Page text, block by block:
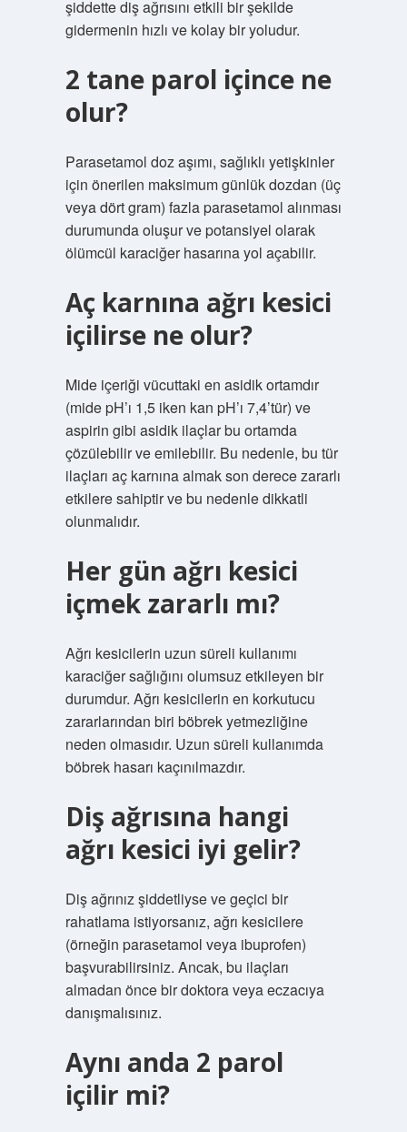
şiddette diş ağrısını etkili bir şekilde
gidermenin hızlı ve kolay bir yoludur.
2 tane parol içince ne
olur?
Parasetamol doz aşımı, sağlıklı yetişkinler
için önerilen maksimum günlük dozdan (üç
veya dört gram) fazla parasetamol alınması
durumunda oluşur ve potansiyel olarak
ölümcül karaciğer hasarına yol açabilir.
Aç karnına ağrı kesici
içilirse ne olur?
Mide içeriği vücuttaki en asidik ortamdır
(mide pH’ı 1,5 iken kan pH’ı 7,4’tür) ve
aspirin gibi asidik ilaçlar bu ortamda
çözülebilir ve emilebilir. Bu nedenle, bu tür
ilaçları aç karnına almak son derece zararlı
etkilere sahiptir ve bu nedenle dikkatli
olunmalıdır.
Her gün ağrı kesici
içmek zararlı mı?
Ağrı kesicilerin uzun süreli kullanımı
karaciğer sağlığını olumsuz etkileyen bir
durumdur. Ağrı kesicilerin en korkutucu
zararlarından biri böbrek yetmezliğine
neden olmasıdır. Uzun süreli kullanımda
böbrek hasarı kaçınılmazdır.
Diş ağrısına hangi
ağrı kesici iyi gelir?
Diş ağrınız şiddetliyse ve geçici bir
rahatlama istiyorsanız, ağrı kesicilere
(örneğin parasetamol veya ibuprofen)
başvurabilirsiniz. Ancak, bu ilaçları
almadan önce bir doktora veya eczacıya
danışmalısınız.
Aynı anda 2 parol
içilir mi?